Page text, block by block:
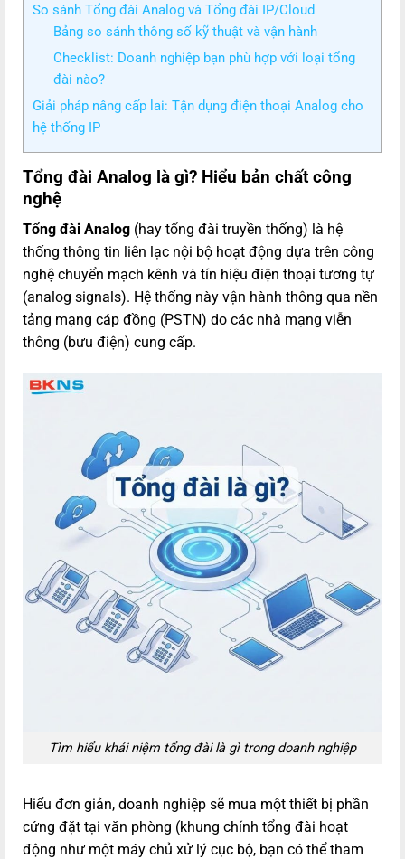
So sánh Tổng đài Analog và Tổng đài IP/Cloud
Bảng so sánh thông số kỹ thuật và vận hành
Checklist: Doanh nghiệp bạn phù hợp với loại tổng
đài nào?
Giải pháp nâng cấp lai: Tận dụng điện thoại Analog cho
hệ thống IP
Tổng đài Analog là gì? Hiểu bản chất công
nghệ
Tổng đài Analog (hay tổng đài truyền thống) là hệ
thống thông tin liên lạc nội bộ hoạt động dựa trên công
nghệ chuyển mạch kênh và tín hiệu điện thoại tương tự
(analog signals). Hệ thống này vận hành thông qua nền
tảng mạng cáp đồng (PSTN) do các nhà mạng viễn
thông (bưu điện) cung cấp.
Tìm hiểu khái niệm tổng đài là gì trong doanh nghiệp
Hiểu đơn giản, doanh nghiệp sẽ mua một thiết bị phần
cứng đặt tại văn phòng (khung chính tổng đài hoạt
động như một máy chủ xử lý cục bộ, bạn có thể tham